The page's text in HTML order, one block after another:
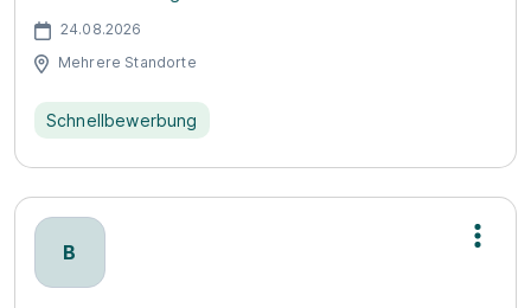
24.08.2026
Mehrere Standorte
Schnellbewerbung
B